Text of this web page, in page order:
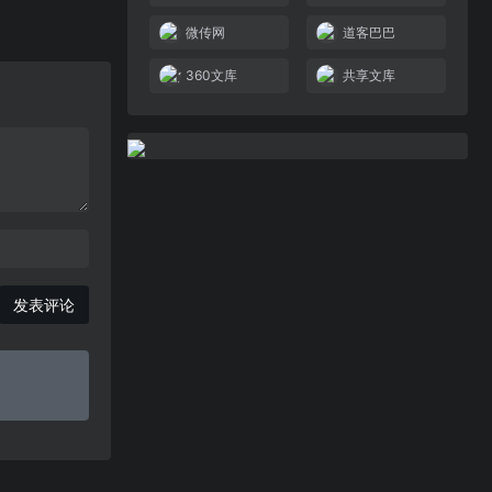
发表评论
微传网 道客巴巴
360文库 共享文库